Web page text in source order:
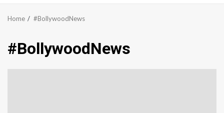
Home #BollywoodNews
#BollywoodNews